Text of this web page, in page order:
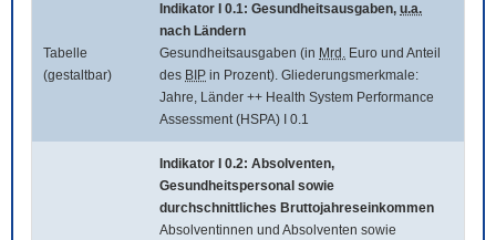
Tabelle
(gestaltbar)
Indikator I 0.1: Gesundheitsausgaben, u.a.
nach Ländern
Gesundheitsausgaben (in Mrd. Euro und Anteil
des BIP in Prozent). Gliederungsmerkmale:
Jahre, Länder ++ Health System Performance
Assessment (HSPA) I 0.1
Indikator I 0.2: Absolventen,
Gesundheitspersonal sowie
durchschnittliches Bruttojahreseinkommen
Absolventinnen und Absolventen sowie